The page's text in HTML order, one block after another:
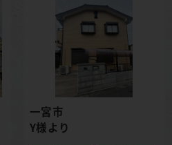
一宮市
Y様より